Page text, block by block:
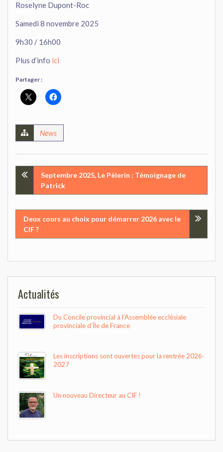
Roselyne Dupont-Roc
Samedi 8 novembre 2025
9h30 / 16h00
Plus d’info ici
Partager :
News
Navigation
de
l’article
Septembre 2025, Le Pèlerin : Témoignage de
Patrick
Deux cours au choix pour démarrer 2026 avec le
CIF ?
Actualités
Du Concile provincial à l’Assemblée ecclésiale
provinciale d’Île de France
Les inscriptions sont ouvertes pour la rentrée 2026-
2027
Un nouveau Directeur au CIF !